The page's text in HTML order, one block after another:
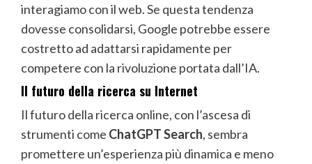
interagiamo con il web. Se questa tendenza
dovesse consolidarsi, Google potrebbe essere
costretto ad adattarsi rapidamente per
competere con la rivoluzione portata dall’IA.
Il futuro della ricerca su Internet
Il futuro della ricerca online, con l’ascesa di
strumenti come ChatGPT Search, sembra
promettere un’esperienza più dinamica e meno